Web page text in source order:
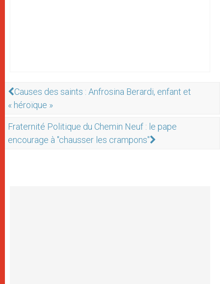
Causes des saints : Anfrosina Berardi, enfant et
« héroïque »
Fraternité Politique du Chemin Neuf : le pape
encourage à "chausser les crampons"